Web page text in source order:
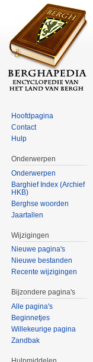
Hoofdpagina
Contact
Hulp
Onderwerpen
Onderwerpen
Barghief Index (Archief
HKB)
Berghse woorden
Jaartallen
Wijzigingen
Nieuwe pagina's
Nieuwe bestanden
Recente wijzigingen
Bijzondere pagina's
Alle pagina's
Beginnetjes
Willekeurige pagina
Zandbak